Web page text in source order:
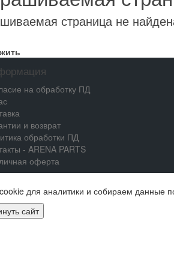
страница не
на обработку ПД
и возврат
обработки ПД
- ARENA PARTS
оферта
для аналитики и собираем данные
сайт